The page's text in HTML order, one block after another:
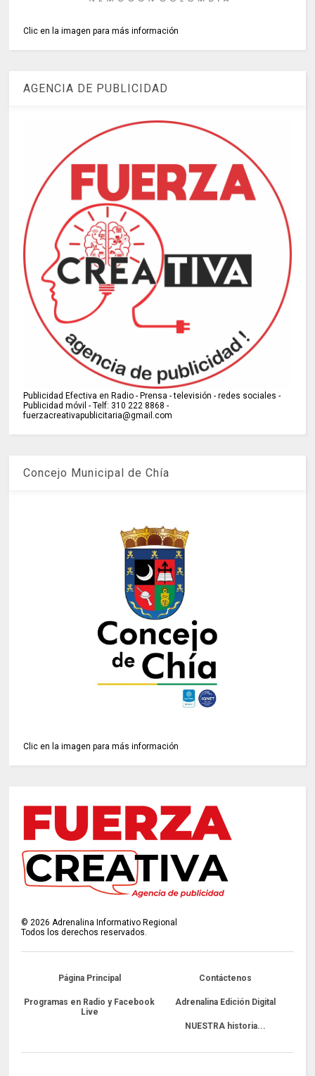
Clic en la imagen para más información
AGENCIA DE PUBLICIDAD
Publicidad Efectiva en Radio - Prensa - televisión - redes sociales -
Publicidad móvil - Telf: 310 222 8868 -
fuerzacreativapublicitaria@gmail.com
Concejo Municipal de Chía
Clic en la imagen para más información
©2026 Adrenalina Informativo Regional
Todos los derechos reservados.
Página Principal Contáctenos
Programas en Radio y Facebook
Live
Adrenalina Edición Digital
NUESTRA historia...